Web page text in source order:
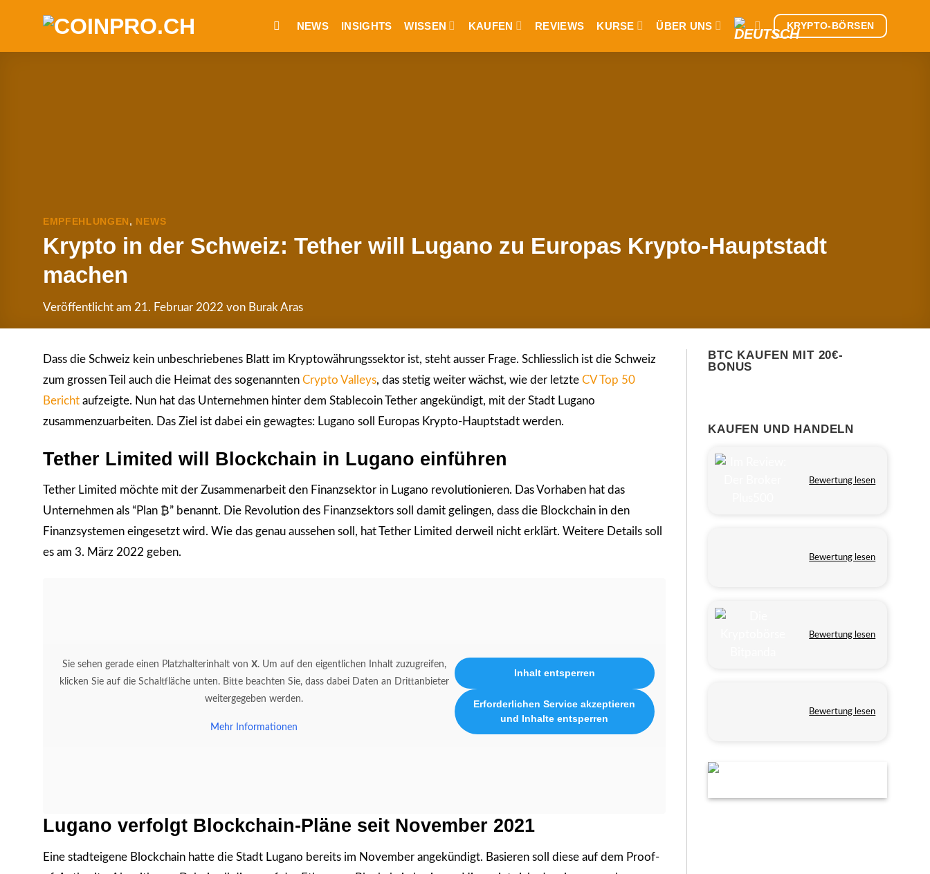
NEWS INSIGHTS WISSEN KAUFEN REVIEWS KURSE ÜBER UNS KRYPTO-BÖRSEN
EMPFEHLUNGEN , NEWS
Krypto in der Schweiz: Tether will Lugano zu Europas Krypto-Hauptstadt
machen
Veröffentlicht am 21. Februar 2022 von Burak Aras
Dass die Schweiz kein unbeschriebenes Blatt im Kryptowährungssektor ist, steht ausser Frage. Schliesslich ist die Schweiz
zum grossen Teil auch die Heimat des sogenannten Crypto Valleys, das stetig weiter wächst, wie der letzte CV Top 50
Bericht aufzeigte. Nun hat das Unternehmen hinter dem Stablecoin Tether angekündigt, mit der Stadt Lugano
zusammenzuarbeiten. Das Ziel ist dabei ein gewagtes: Lugano soll Europas Krypto-Hauptstadt werden.
Tether Limited will Blockchain in Lugano einführen
Tether Limited möchte mit der Zusammenarbeit den Finanzsektor in Lugano revolutionieren. Das Vorhaben hat das
Unternehmen als “Plan ₿” benannt. Die Revolution des Finanzsektors soll damit gelingen, dass die Blockchain in den
Finanzsystemen eingesetzt wird. Wie das genau aussehen soll, hat Tether Limited derweil nicht erklärt. Weitere Details soll
es am 3. März 2022 geben.
Sie sehen gerade einen Platzhalterinhalt von X. Um auf den eigentlichen Inhalt zuzugreifen,
klicken Sie auf die Schaltfläche unten. Bitte beachten Sie, dass dabei Daten an Drittanbieter
weitergegeben werden.
Mehr Informationen
Inhalt entsperren
Erforderlichen Service akzeptieren
und Inhalte entsperren
Lugano verfolgt Blockchain-Pläne seit November 2021
Eine stadteigene Blockchain hatte die Stadt Lugano bereits im November angekündigt. Basieren soll diese auf dem Proof-
BTC KAUFEN MIT 20€-
BONUS
KAUFEN UND HANDELN
Bewertung lesen
Bewertung lesen
Bewertung lesen
Bewertung lesen